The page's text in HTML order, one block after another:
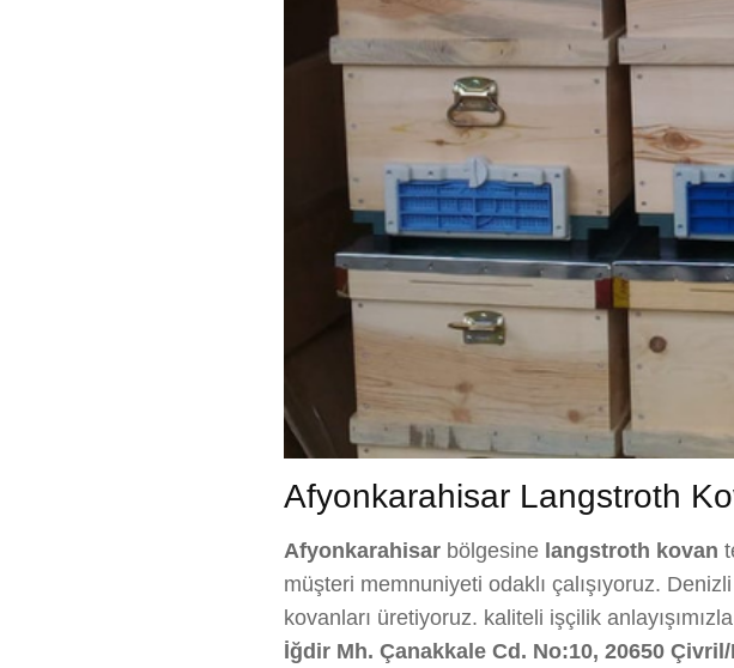
Afyonkarahisar Langstroth
Afyonkarahisar bölgesine langstroth kovan
müşteri memnuniyeti odaklı çalışıyoruz.
kovanları üretiyoruz. kaliteli işçilik
İğdir Mh. Çanakkale Cd. No:10, 20650